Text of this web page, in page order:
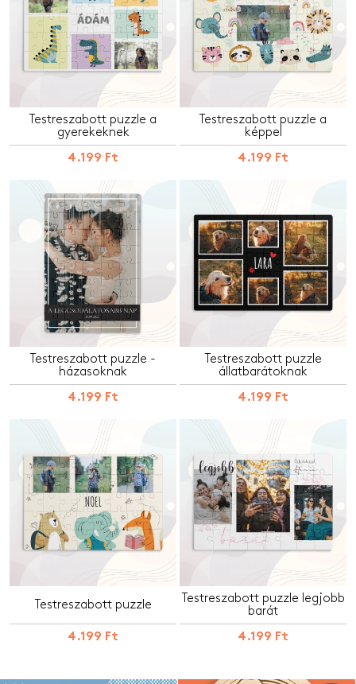
Testreszabott puzzle a
gyerekeknek
4.199 Ft
Testreszabott puzzle a
képpel
4.199 Ft
Testreszabott puzzle -
házasoknak
4.199 Ft
Testreszabott puzzle
állatbarátoknak
4.199 Ft
Testreszabott puzzle
4.199 Ft
Testreszabott puzzle legjobb
barát
4.199 Ft